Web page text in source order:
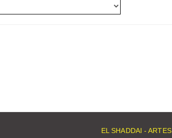
EL SHADDAI - ARTES